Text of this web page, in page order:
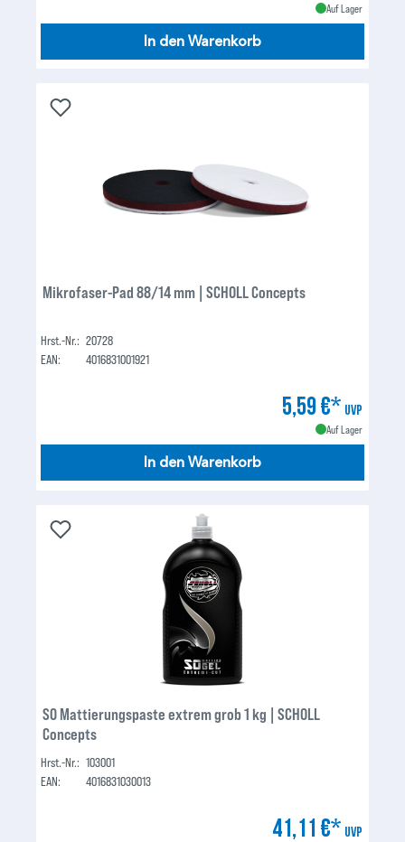
Auf Lager
In den Warenkorb
Mikrofaser-Pad 88/14 mm | SCHOLL Concepts
Hrst.-Nr.: 20728
EAN:
4016831001921
5,59 €* UVP
Auf Lager
In den Warenkorb
S0 Mattierungspaste extrem grob 1 kg | SCHOLL
Concepts
Hrst.-Nr.: 103001
EAN:
4016831030013
41,11 €* UVP